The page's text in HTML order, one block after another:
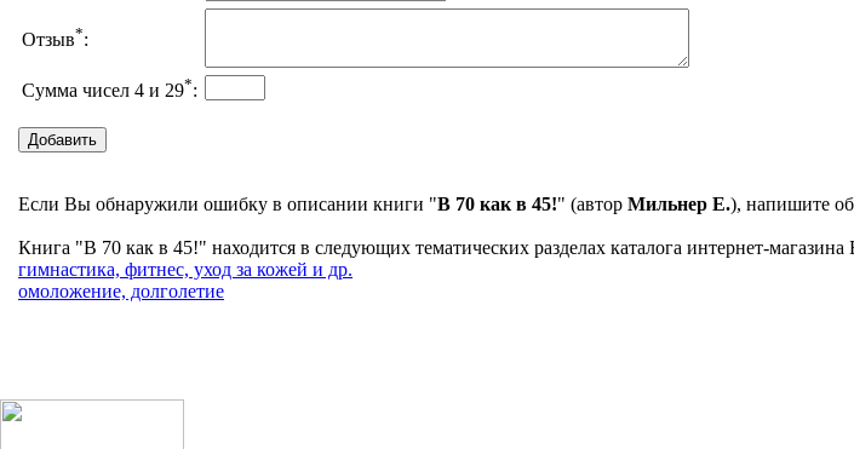
Отзыв*:
Сумма чисел 4 и 29*:
Если Вы обнаружили ошибку в описании книги "В 70 как в 45!" (автор Мильнер Е.), напишите
Книга "В 70 как в 45!" находится в следующих тематических разделах каталога интернет-магазина
гимнастика, фитнес, уход за кожей и др.
омоложение, долголетие